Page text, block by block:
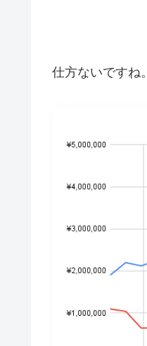
仕方ないですね。